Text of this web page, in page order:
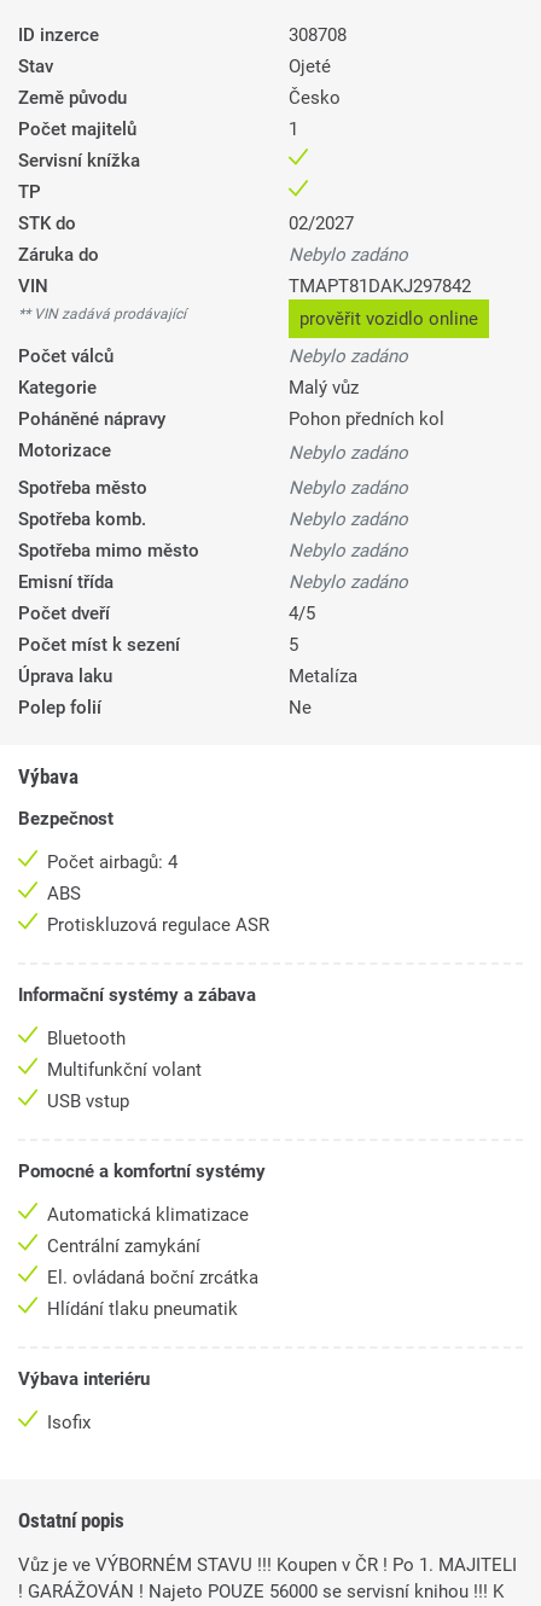
ID inzerce
308708
Stav
Ojeté
Země původu
Česko
Počet majitelů
1
Servisní knížka
TP
STK do
02/2027
Záruka do
Nebylo zadáno
VIN
** VIN zadává prodávající
TMAPT81DAKJ297842
prověřit vozidlo online
Počet válců
Nebylo zadáno
Kategorie
Malý vůz
Poháněné nápravy
Pohon předních kol
Motorizace
Nebylo zadáno
Spotřeba město
Nebylo zadáno
Spotřeba komb.
Nebylo zadáno
Spotřeba mimo město
Nebylo zadáno
Emisní třída
Nebylo zadáno
Počet dveří
4/5
Počet míst k sezení
5
Úprava laku
Metalíza
Polep folií
Ne
Výbava
Bezpečnost
Počet airbagů: 4
ABS
Protiskluzová regulace ASR
Informační systémy a zábava
Bluetooth
Multifunkční volant
USB vstup
Pomocné a komfortní systémy
Automatická klimatizace
Centrální zamykání
El. ovládaná boční zrcátka
Hlídání tlaku pneumatik
Výbava interiéru
Isofix
Ostatní popis
Vůz je ve VÝBORNÉM STAVU !!! Koupen v ČR ! Po 1. MAJITELI
! GARÁŽOVÁN ! Najeto POUZE 56000 se servisní knihou !!! K